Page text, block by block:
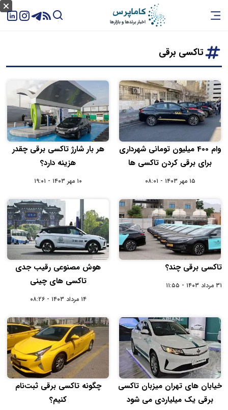
تاکسی برقی
وام 400 میلیون تومانی شهرداری
برای برقی کردن تاکسی ها
۱۵ مهر ۱۴۰۳ - ۰۸:۰۱
هر بار شارژ تاکسی برقی چقدر
هزینه دارد؟
۱۰ مهر ۱۴۰۳ - ۱۹:۰۱
تاکسی برقی چند؟
۳۱ مرداد ۱۴۰۳ - ۱۱:۵۵
هوش مصنوعی رقیب جدی
تاکسی های چینی
۱۴ مرداد ۱۴۰۳ - ۰۸:۲۶
خیابان های تهران میزبان تاکسی
برقی یک میلیاردی می شود
چگونه تاکسی برقی ثبت‌نام
کنیم؟